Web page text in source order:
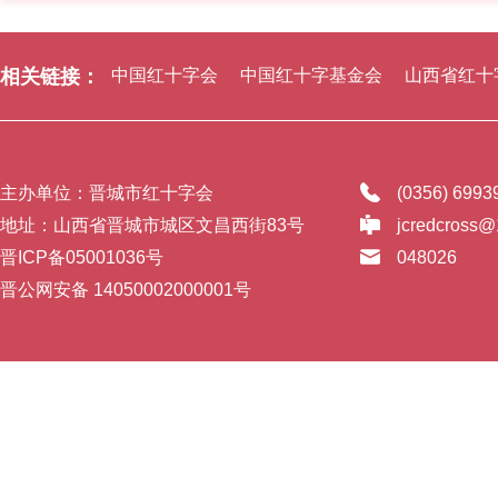
相关链接： 中国红十字会 中国红十字基金会 山西省红十
主办单位：晋城市红十字会
地址：山西省晋城市城区文昌西街83号
晋ICP备05001036号
晋公网安备 14050002000001号
(0356)
048026